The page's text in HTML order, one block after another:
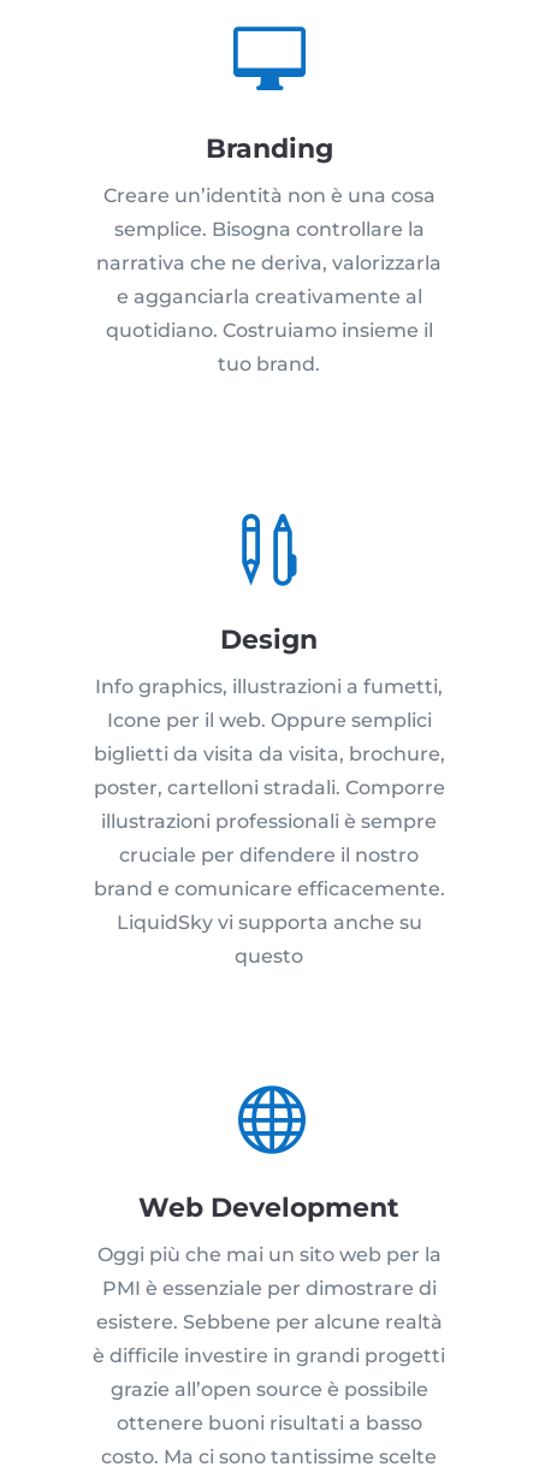

Branding
Creare un’identità non è una cosa
semplice. Bisogna controllare la
narrativa che ne deriva, valorizzarla
e agganciarla creativamente al
quotidiano. Costruiamo insieme il
tuo brand.

Design
Info graphics, illustrazioni a fumetti,
Icone per il web. Oppure semplici
biglietti da visita da visita, brochure,
poster, cartelloni stradali. Comporre
illustrazioni professionali è sempre
cruciale per difendere il nostro
brand e comunicare efficacemente.
LiquidSky vi supporta anche su
questo

Web Development
Oggi più che mai un sito web per la
PMI è essenziale per dimostrare di
esistere. Sebbene per alcune realtà
è difficile investire in grandi progetti
grazie all’open source è possibile
ottenere buoni risultati a basso
costo. Ma ci sono tantissime scelte